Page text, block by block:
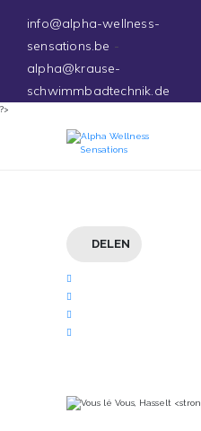
info@alpha-wellness-
sensations.be -
alpha@krause-
schwimmbadtechnik.de
?>
DELEN